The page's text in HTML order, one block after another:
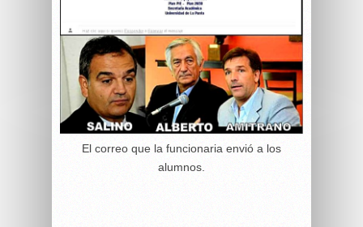
El correo que la funcionaria envió a los
alumnos.